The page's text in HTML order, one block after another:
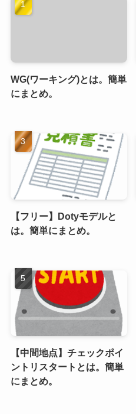
WG(ワーキング)とは。簡単
にまとめ。
【フリー】Dotyモデルと
は。簡単にまとめ。
【中間地点】チェックポイ
ントリスタートとは。簡単
にまとめ。